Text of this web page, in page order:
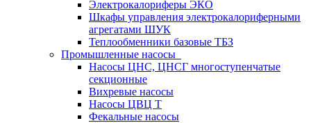
Электрокалориферы ЭКО
Шкафы управления электрокалориферными
агрегатами ШУК
Теплообменники базовые ТБЗ
Промышленные насосы
Насосы ЦНС, ЦНСГ многоступенчатые
секционные
Вихревые насосы
Насосы ЦВЦ Т
Фекальные насосы